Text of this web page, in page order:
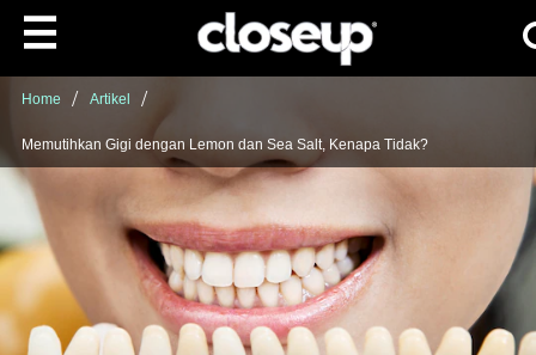
Skip to content
Home Artikel
Memutihkan Gigi dengan Lemon dan Sea Salt, Kenapa Tidak?